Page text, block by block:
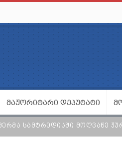
ᲛᲐᲟᲝᲠᲘᲢᲐᲠᲘ ᲓᲔᲞᲣᲢᲐᲢᲘ
ᲡᲐᲛᲢᲠᲔᲓᲘᲐᲨᲘ ᲛᲝᲦᲕᲐᲬᲔ